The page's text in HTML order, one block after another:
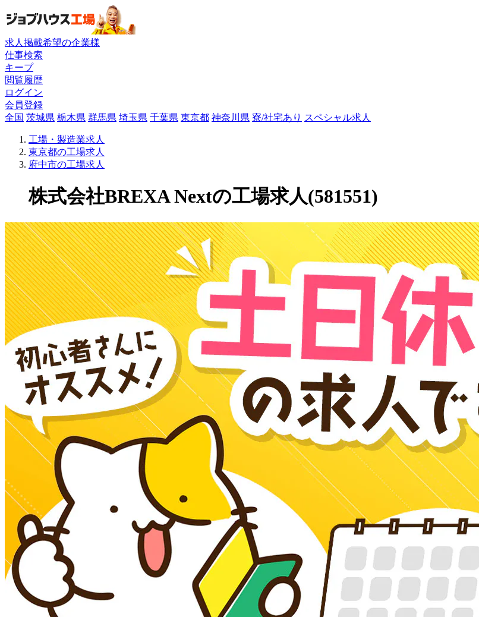
求人掲載希望の企業様
仕事検索
キープ
閲覧履歴
ログイン
会員登録
全国 茨城県 栃木県 群馬県 埼玉県 千葉県 東京都 神奈川県 寮/社宅あり スペシャル求人
工場・製造業求人
東京都の工場求人
府中市の工場求人
株式会社BREXA Nextの工場求人(581551)